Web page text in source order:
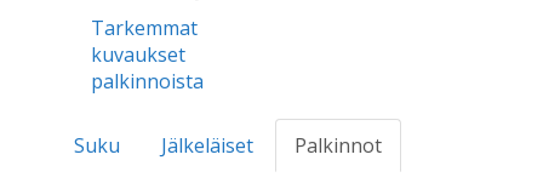
Tarkemmat
kuvaukset
palkinnoista
Suku Jälkeläiset
Palkinnot